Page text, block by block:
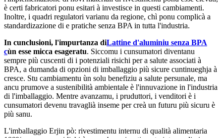
è certi fabricatori ponu esitari à investisce in questi cambiamenti.
Inoltre, i quadri regulatori varianu da regione, chì ponu complicà a
standardizazione di e pratiche senza BPA in tutta l'industria.
In cunclusioni, l'impurtanza diLattine d'aluminiu senza BPA
cùn esse micca esageratu. Siccomu i cunsumatori diventanu
sempre più cuscenti di i potenziali risichi per a salute associati à
BPA, a dumanda di opzioni di imballaggio più sicure cuntinueghja à
cresce. Stu cambiamentu ùn solu benefiziu a salute persunale, ma
ancu prumove a sustenibilità ambientale è l'innuvazione in l'industria
di l'imballaggio. Mentre avanzamu, i pruduttori, i venditori è i
cunsumatori devenu travaglià inseme per creà un futuru più sicuru è
più sanu.
L'imballaggio Erjin pò: rivestimentu internu di qualità alimentaria